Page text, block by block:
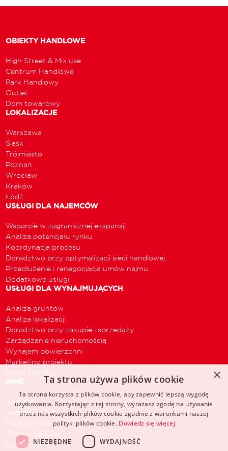
OBIEKTY HANDLOWE
High Street & Mix use
Centrum Handlowe
Park Handlowy
Outlet
Dom towarowy
LOKALIZACJE
Warszawa
Śląsk
Trójmiasto
Poznań
Wrocław
Kraków
Łódź
USŁUGI DLA NAJEMCÓW
Wsparcie w zagranicznej ekspansji
Analiza potencjału rynku
Koordynacja procesu
Doradztwo przy optymalizacji sieci handlowej
Przedłużenie i renegocjacja umów najmu
Dodatkowe usługi
USŁUGI DLA WYNAJMUJĄCYCH
Analiza gruntów
Analiza lokalizacji
Doradztwo przy zakupie i sprzedaży
Zarządzanie nieruchomością
Wynajem powierzchni
Marketing projektu
Retail Therapy
INNE
Kontakt
Raporty C&W
Poradniki C&W
Transakcje C&W
Eventy C&W
×
Ta strona używa plików cookie
Ta strona korzysta z plików cookie, aby zapewnić lepszą wygodę
użytkowania. Korzystając z tej strony, wyrażasz zgodę na używanie
przez nas wszystkich plików cookie zgodnie z warunkami naszej
polityki plików cookie. Dowiedz się więcej
NIEZBĘDNE WYDAJNOŚĆ